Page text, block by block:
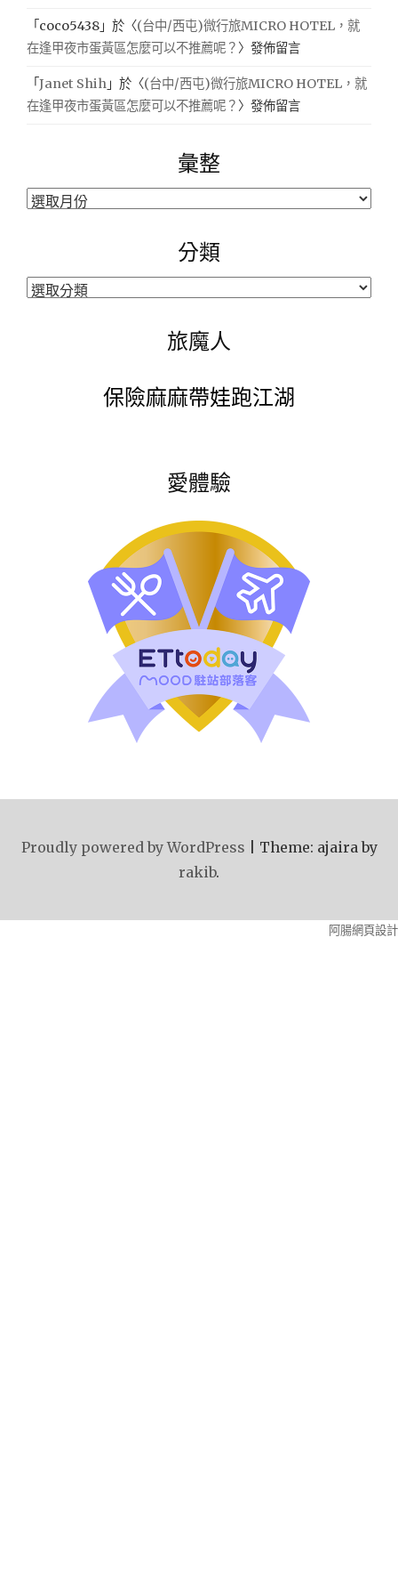
「 coco5438 」於〈(台中/西屯)微行旅MICRO HOTEL，就
在逢甲夜市蛋黃區怎麼可以不推薦呢？ 〉發佈留言
「Janet Shih 」於〈(台中/西屯)微行旅MICRO HOTEL，就
在逢甲夜市蛋黃區怎麼可以不推薦呢？ 〉發佈留言
彙整
彙
分類
分
旅魔人
保險麻麻帶娃跑江湖
愛體驗
Proudly powered by WordPress
Theme: ajaira by
rakib.
阿腸網頁設計